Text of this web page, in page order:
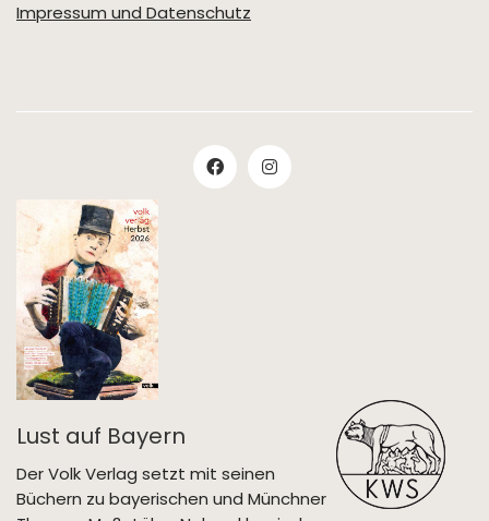
Impressum und Datenschutz
Lust auf Bayern
Der Volk Verlag setzt mit seinen
Büchern zu bayerischen und Münchner